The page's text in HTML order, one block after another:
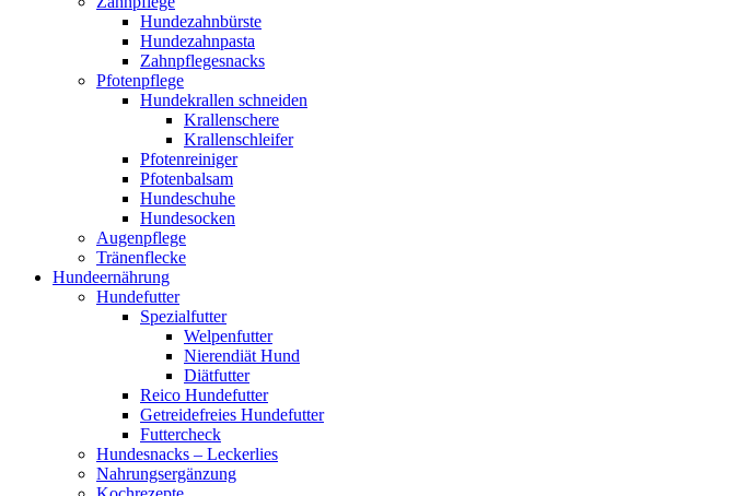
Hundezahnbürste
Hundezahnpasta
Zahnpflegesnacks
Pfotenpflege
Hundekrallen schneiden
Krallenschere
Krallenschleifer
Pfotenreiniger
Pfotenbalsam
Hundeschuhe
Hundesocken
Augenpflege
Tränenflecke
Hundeernährung
Hundefutter
Spezialfutter
Welpenfutter
Nierendiät Hund
Diätfutter
Reico Hundefutter
Getreidefreies Hundefutter
Futtercheck
Hundesnacks – Leckerlies
Nahrungsergänzung